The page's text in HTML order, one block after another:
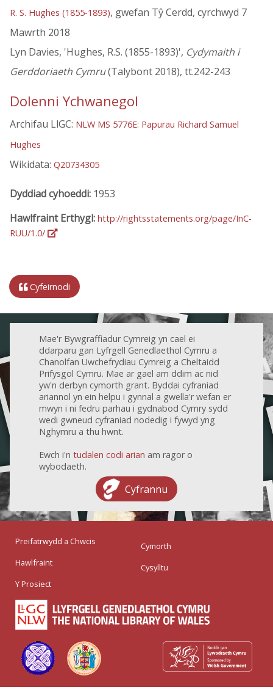
R. S. Hughes (1855-1893), gwefan Tŷ Cerdd, cyrchwyd 7
Mawrth 2018
Lyn Davies, 'Hughes, R.S. (1855-1893)', Cydymaith i
Gerddoriaeth Cymru(Talybont 2018), tt.242-243
Dolenni Ychwanegol
Archifau LlGC: NLW MS 5776E: Papurau Richard Samuel
Hughes
Wikidata: Q20734305
Dyddiad cyhoeddi: 1953
Hawlfraint Erthygl: http://rightsstatements.org/page/InC-
RUU/1.0/
Cyfeirnodi
Mae'r Bywgraffiadur Cymreig yn cael ei
ddarparu gan Lyfrgell Genedlaethol Cymru a
Chanolfan Uwchefrydiau Cymreig a Cheltaidd
Prifysgol Cymru. Mae ar gael am ddim ac nid
yw'n derbyn cymorth grant. Byddai cyfraniad
ariannol yn ein helpu i gynnal a gwella'r wefan er
mwyn i ni fedru parhau i gydnabod Cymry sydd
wedi gwneud cyfraniad nodedig i fywyd yng
Nghymru a thu hwnt.
Ewch i'n tudalen codi arian am ragor o
wybodaeth.
Cyfrannu
Preifatrwydd a Chwcis
Hawlfraint
Y Prosiect
Cymorth
Cysylltu